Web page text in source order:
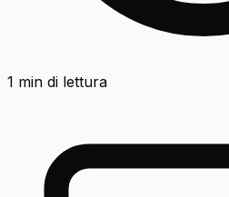
1 min di lettura